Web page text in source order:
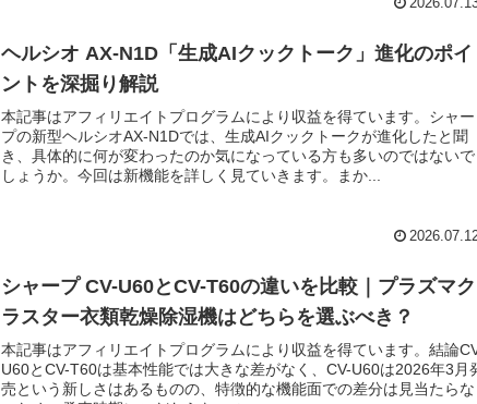
ヘルシオ AX-N1D「生成AIクックトーク」進化のポイ
ントを深掘り解説
本記事はアフィリエイトプログラムにより収益を得ています。シャー
プの新型ヘルシオAX-N1Dでは、生成AIクックトークが進化したと聞
き、具体的に何が変わったのか気になっている方も多いのではないで
しょうか。今回は新機能を詳しく見ていきます。まか...
シャープ CV-U60とCV-T60の違いを比較｜プラズマク
ラスター衣類乾燥除湿機はどちらを選ぶべき？
本記事はアフィリエイトプログラムにより収益を得ています。結論
U60とCV-T60は基本性能では大きな差がなく、CV-U60は2026年3月
売という新しさはあるものの、特徴的な機能面での差分は見当たらな